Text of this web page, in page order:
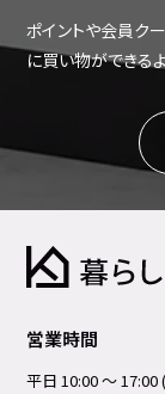
ポイントや会員ク
に買い物ができる
営業時間
平日 10:00 ～ 17:00